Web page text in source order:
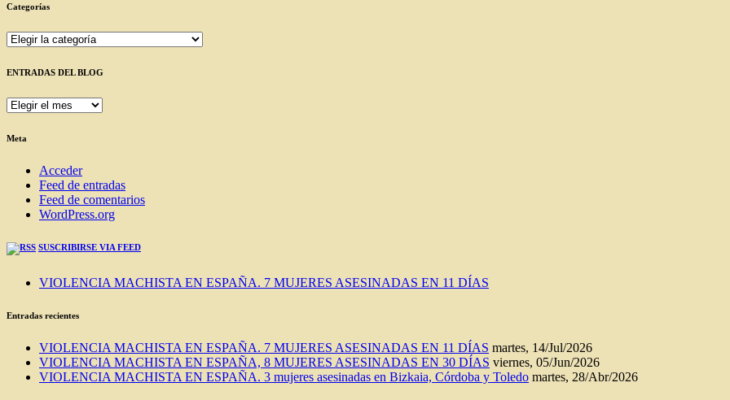
Categorías
Categorías
ENTRADAS DEL BLOG
ENTRADAS
BLOG
Meta
Acceder
Feed de entradas
Feed de comentarios
WordPress.org
SUSCRIBIRSE VIA FEED
VIOLENCIA MACHISTA EN ESPAÑA. 7 MUJERES ASESINADAS EN 11 DÍAS
Entradas recientes
VIOLENCIA MACHISTA EN ESPAÑA. 7 MUJERES ASESINADAS EN 11 DÍAS martes, 14/Jul/2026
VIOLENCIA MACHISTA EN ESPAÑA, 8 MUJERES ASESINADAS EN 30 DÍAS viernes, 05/Jun/2026
VIOLENCIA MACHISTA EN ESPAÑA. 3 mujeres asesinadas en Bizkaia, Córdoba y Toledo martes, 28/Abr/2026